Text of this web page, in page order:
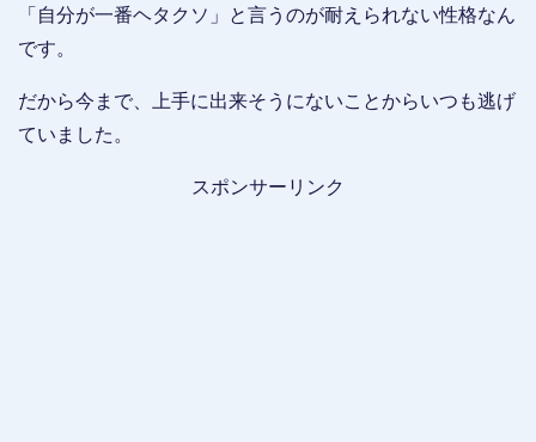
「自分が一番ヘタクソ」と言うのが耐えられない性格なん
です。
だから今まで、上手に出来そうにないことからいつも逃げ
ていました。
スポンサーリンク